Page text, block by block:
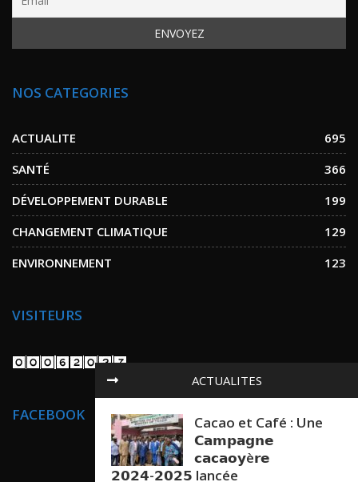
ACTUALITES
Cacao et Café : Une
𝗖𝗮𝗺𝗽𝗮𝗴𝗻𝗲
𝗰𝗮𝗰𝗮𝗼𝘆è𝗿𝗲
𝟮𝟬𝟮𝟰-𝟮𝟬𝟮𝟱 lancée
NOS CATEGORIES
ACTUALITE
695
SANTÉ
366
DÉVELOPPEMENT DURABLE
199
CHANGEMENT CLIMATIQUE
129
ENVIRONNEMENT
123
VISITEURS
FACEBOOK